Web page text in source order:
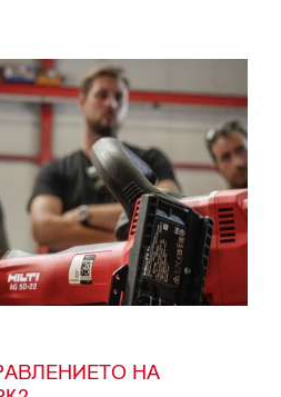
НА